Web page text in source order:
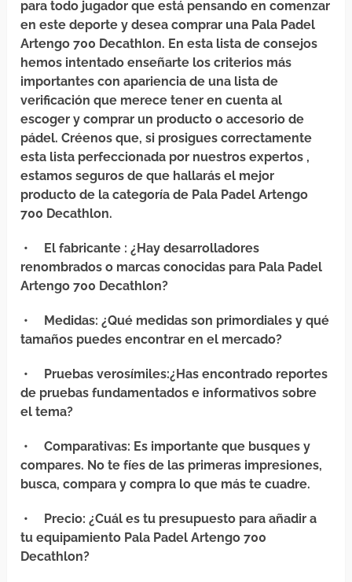
para todo jugador que está pensando en comenzar
en este deporte y desea comprar una Pala Padel
Artengo 700 Decathlon. En esta lista de consejos
hemos intentado enseñarte los criterios más
importantes con apariencia de una lista de
verificación que merece tener en cuenta al
escoger y comprar un producto o accesorio de
pádel. Créenos que, si prosigues correctamente
esta lista perfeccionada por nuestros expertos ,
estamos seguros de que hallarás el mejor
producto de la categoría de Pala Padel Artengo
700 Decathlon.
• El fabricante : ¿Hay desarrolladores
renombrados o marcas conocidas para Pala Padel
Artengo 700 Decathlon?
• Medidas: ¿Qué medidas son primordiales y qué
tamaños puedes encontrar en el mercado?
• Pruebas verosímiles:¿Has encontrado reportes
de pruebas fundamentados e informativos sobre
el tema?
•Comparativas: Es importante que busques y
compares. No te fíes de las primeras impresiones,
busca, compara y compra lo que más te cuadre.
• Precio: ¿Cuál es tu presupuesto para añadir a
tu equipamiento Pala Padel Artengo 700
Decathlon?